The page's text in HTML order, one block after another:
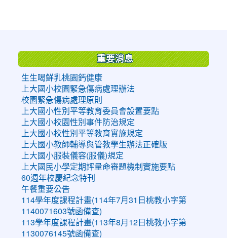
重要消息
生生喝鮮乳桃園鈣健康
上大國小校園緊急傷病處理辦法
校園緊急傷病處理原則
上大國小性別平等教育委員會設置要點
上大國小校園性別事件防治規定
上大國小校性別平等教育實施規定
上大國小教師輔導與管教學生辦法正確版
上大國小服裝儀容(服儀)規定
上大國民小學定期評量命審題機制實施要點
60週年校慶紀念特刊
午餐重要公告
114學年度課程計畫(114年7月31日桃教小字第
1140071603號函備查)
113學年度課程計畫(113年8月12日桃教小字第
1130076145號函備查)